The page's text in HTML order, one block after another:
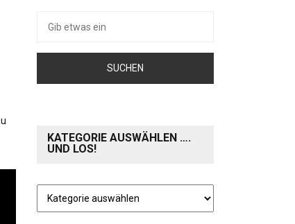
nach:
KATEGORIE AUSWÄHLEN ….
UND LOS!
auswählen